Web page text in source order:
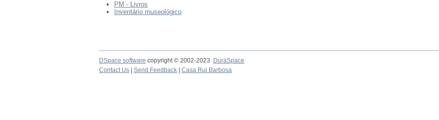
PM - Livros
Inventário museológico
DSpace software copyright © 2002-2023 DuraSpace
Contact Us
Send Feedback Casa Rui Barbosa